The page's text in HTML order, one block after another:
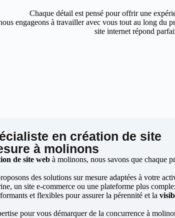
Chaque détail est pensé pour offrir une
engageons à travailler avec vous tout au long du
site internet répond
en création de site
à molinons
de site web à molinons, nous savons que chaque
des solutions sur mesure adaptées à votre
un site e-commerce ou une plateforme plus
et flexibles pour assurer la pérennité et la
pour vous démarquer de la concurrence à